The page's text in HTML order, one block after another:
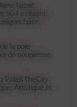
faisait
où il a obtenu
la pole
de souplesse,
Pole&TheCity
Artistique et